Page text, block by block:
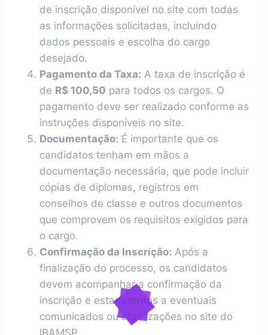
de inscrição disponível no site com todas
as informações solicitadas, incluindo
dados pessoais e escolha do cargo
desejado.
Pagamento da Taxa: A taxa de inscrição é
de R$ 100,50 para todos os cargos. O
pagamento deve ser realizado conforme as
instruções disponíveis no site.
Documentação: É importante que os
candidatos tenham em mãos a
documentação necessária, que pode incluir
cópias de diplomas, registros em
conselhos de classe e outros documentos
que comprovem os requisitos exigidos para
o cargo.
Confirmação da Inscrição: Após a
finalização do processo, os candidatos
devem acompanhar a confirmação da
inscrição e estar atentos a eventuais
comunicados ou atualizações no site do
IBAMSP.